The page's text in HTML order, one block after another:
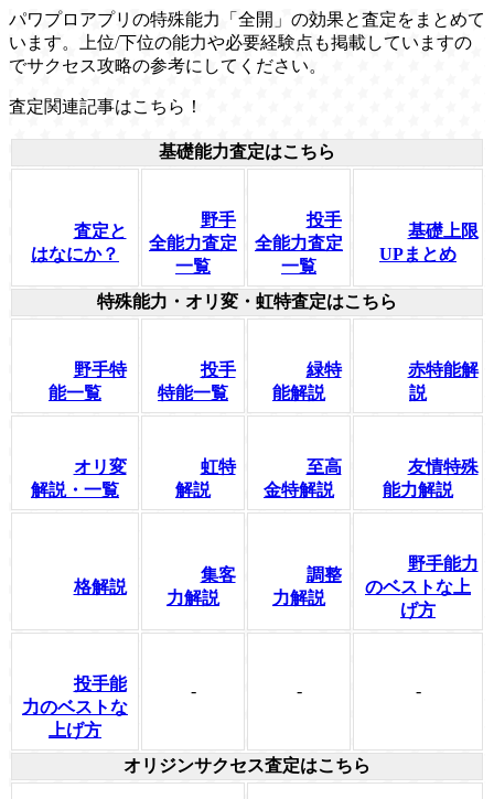
パワプロアプリの特殊能力「全開」の効果と査定をまとめて
います。上位/下位の能力や必要経験点も掲載していますの
でサクセス攻略の参考にしてください。
査定関連記事はこちら！
基礎能力査定はこちら
査定と
はなにか？
野手
全能力査定
一覧
投手
全能力査定
一覧
基礎上限
UPまとめ
特殊能力・オリ変・虹特査定はこちら
野手特
能一覧
投手
特能一覧
緑特
能解説
赤特能解
説
オリ変
解説・一覧
虹特
解説
至高
金特解説
友情特殊
能力解説
格解説
集客
力解説
調整
力解説
野手能力
のベストな上
げ方
投手能
力のベストな
上げ方
- - -
オリジンサクセス査定はこちら